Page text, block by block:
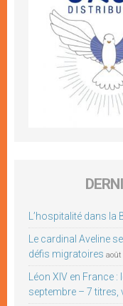
L’hospitalité dans la
Le cardinal Aveline
défis migratoires août
Léon XIV en France
septembre – 7 titres,